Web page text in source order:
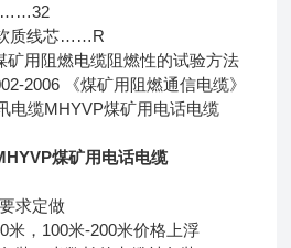
……32
质线芯……R
矿用阻燃电缆阻燃性的试验方法
2006 《煤矿用阻燃通信电缆》
煤矿用电话电缆
求定做
米，100米-200米价格上浮